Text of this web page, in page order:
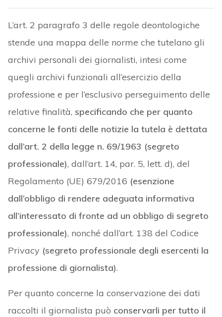
L’art. 2 paragrafo 3 delle regole deontologiche
stende una mappa delle norme che tutelano gli
archivi personali dei giornalisti, intesi come
quegli archivi funzionali all’esercizio della
professione e per l’esclusivo perseguimento delle
relative finalità, specificando che per quanto
concerne le fonti delle notizie la tutela è dettata
dall’art. 2 della legge n. 69/1963 (segreto
professionale), dall’art. 14, par. 5, lett. d), del
Regolamento (UE) 679/2016 (esenzione
dall’obbligo di rendere adeguata informativa
all’interessato di fronte ad un obbligo di segreto
professionale), nonché dall’art. 138 del Codice
Privacy (segreto professionale degli esercenti la
professione di giornalista).
Per quanto concerne la conservazione dei dati
raccolti il giornalista può conservarli per tutto il